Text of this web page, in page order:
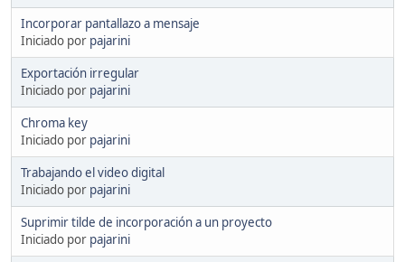
Incorporar pantallazo a mensaje
Iniciado por pajarini
Exportación irregular
Iniciado por pajarini
Chroma key
Iniciado por pajarini
Trabajando el video digital
Iniciado por pajarini
Suprimir tilde de incorporación a un proyecto
Iniciado por pajarini